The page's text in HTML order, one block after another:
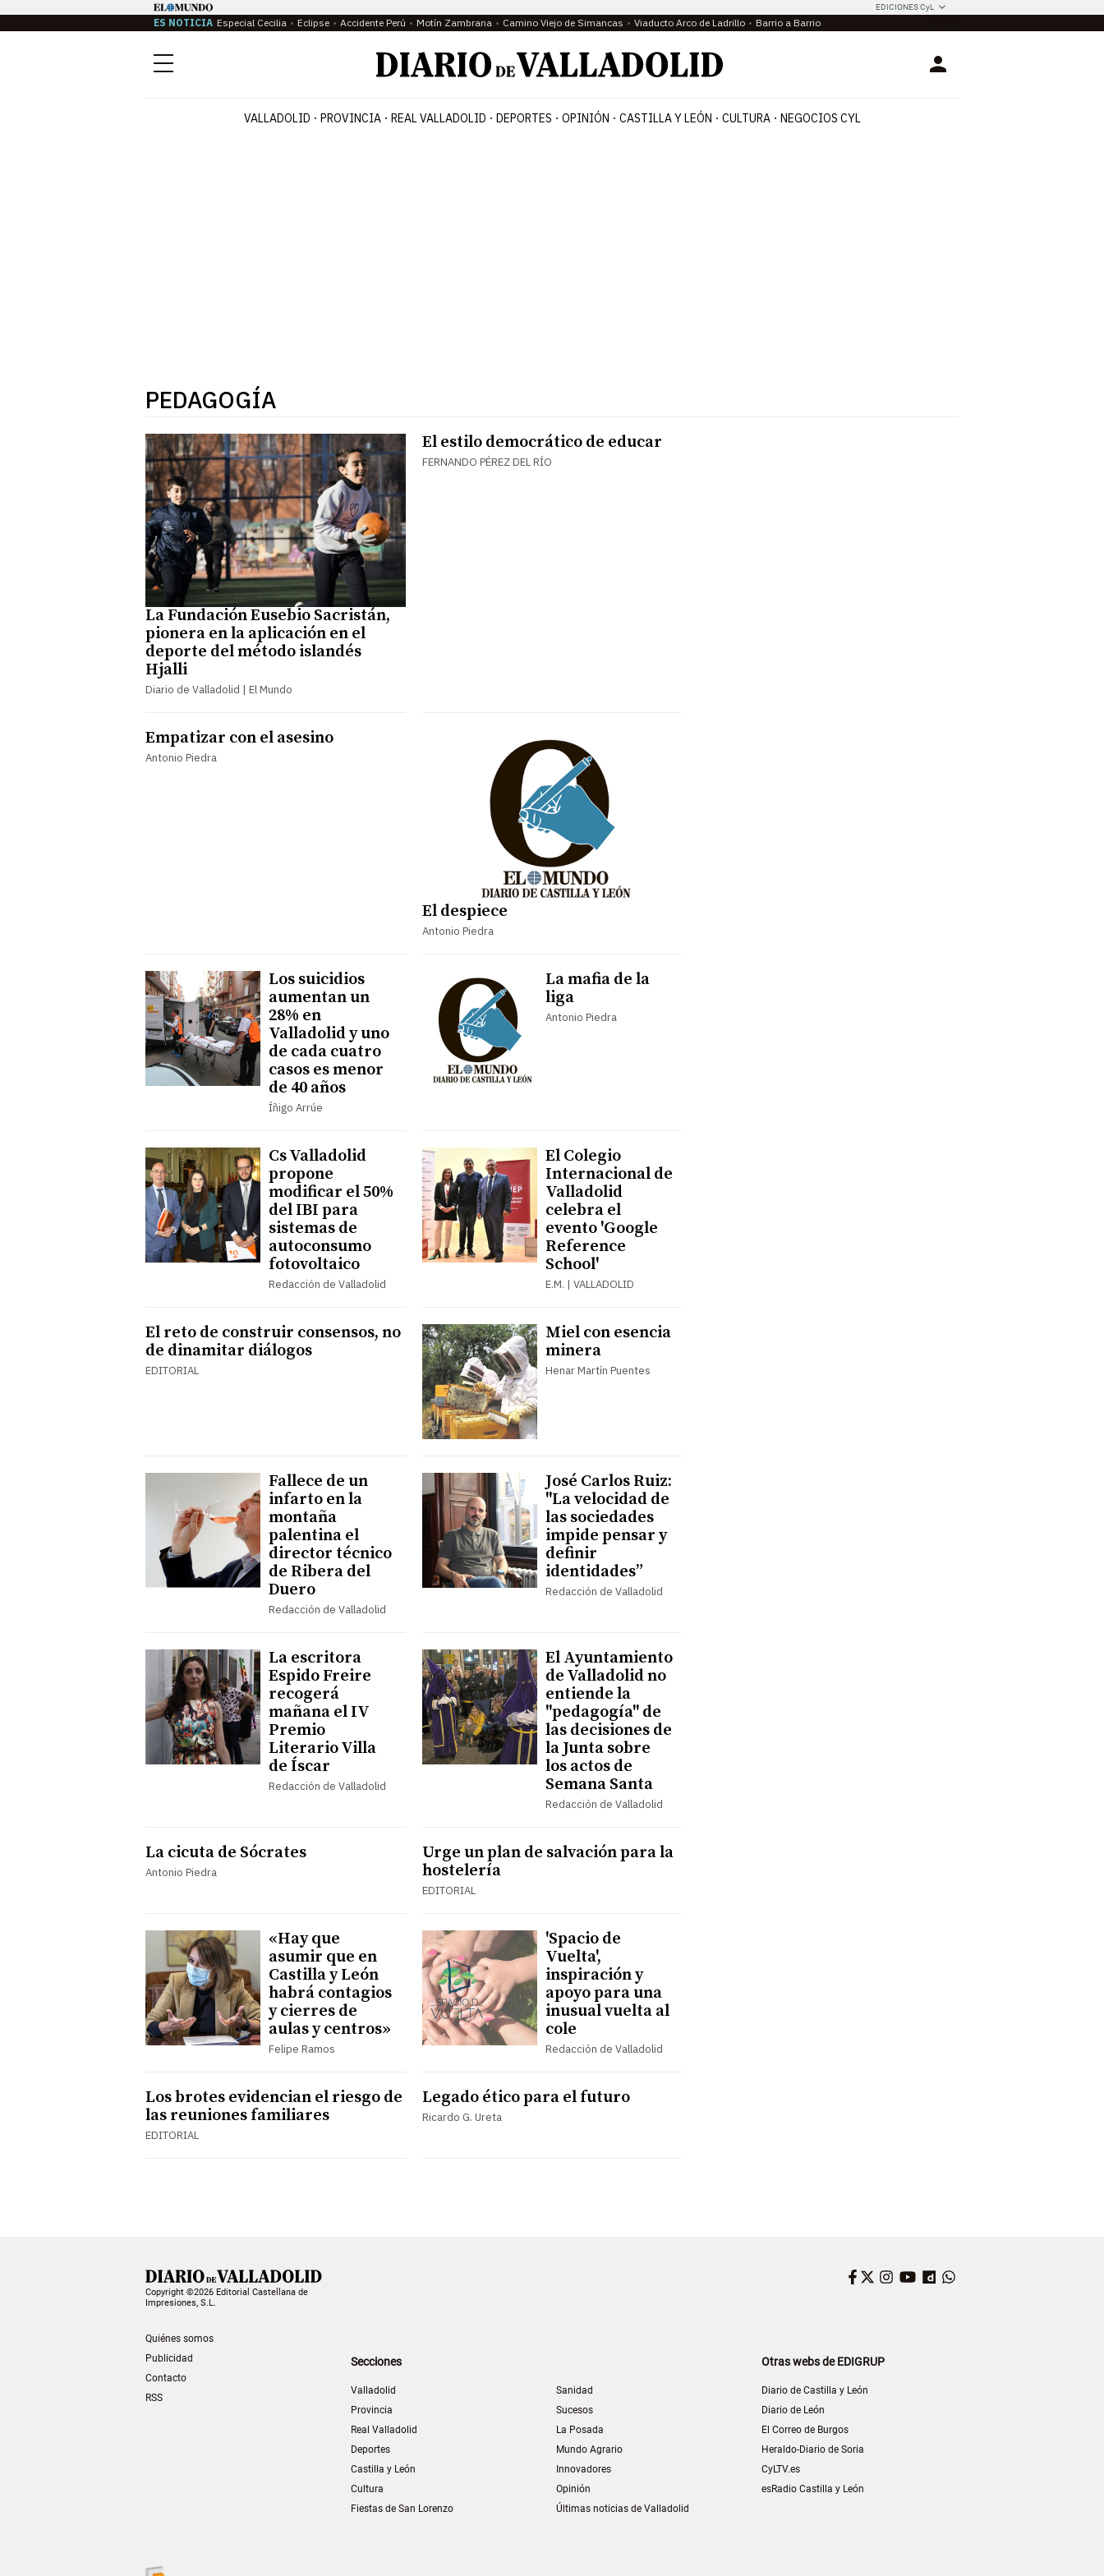
EDICIONES CyL
ES NOTICIA Especial Cecilia Eclipse Accidente Perú Motín Zambrana Camino Viejo de Simancas Viaducto Arco de Ladrillo Barrio a Barrio
Menú Login
VALLADOLID PROVINCIA REAL VALLADOLID DEPORTES OPINIÓN CASTILLA Y LEÓN CULTURA NEGOCIOS CYL
PEDAGOGÍA
La Fundación Eusebio Sacristán,
pionera en la aplicación en el
deporte del método islandés
Hjalli
Diario de Valladolid | El Mundo
El estilo democrático de educar
FERNANDO PÉREZ DEL RÍO
Empatizar con el asesino
Antonio Piedra
El despiece
Antonio Piedra
Los suicidios
aumentan un
28% en
Valladolid y uno
de cada cuatro
casos es menor
de 40 años
Íñigo Arrúe
La mafia de la
liga
Antonio Piedra
Cs Valladolid
propone
modificar el 50%
del IBI para
sistemas de
autoconsumo
fotovoltaico
Redacción de Valladolid
El Colegio
Internacional de
Valladolid
celebra el
evento 'Google
Reference
School'
E.M. | VALLADOLID
El reto de construir consensos, no
de dinamitar diálogos
EDITORIAL
Miel con esencia
minera
Henar Martín Puentes
Fallece de un
infarto en la
montaña
palentina el
director técnico
de Ribera del
Duero
Redacción de Valladolid
José Carlos Ruiz:
"La velocidad de
las sociedades
impide pensar y
definir
identidades”
Redacción de Valladolid
La escritora
Espido Freire
recogerá
mañana el IV
Premio
Literario Villa
de Íscar
Redacción de Valladolid
El Ayuntamiento
de Valladolid no
entiende la
"pedagogía" de
las decisiones de
la Junta sobre
los actos de
Semana Santa
Redacción de Valladolid
La cicuta de Sócrates
Antonio Piedra
Urge un plan de salvación para la
hostelería
EDITORIAL
«Hay que
asumir que en
Castilla y León
habrá contagios
y cierres de
aulas y centros»
Felipe Ramos
'Spacio de
Vuelta',
inspiración y
apoyo para una
inusual vuelta al
cole
Redacción de Valladolid
Los brotes evidencian el riesgo de
las reuniones familiares
EDITORIAL
Legado ético para el futuro
Ricardo G. Ureta
Copyright ©2026 Editorial Castellana de
Impresiones, S.L.
Quiénes somos
Publicidad
Contacto
RSS
Facebook
Twitter
Instagram
YouTube
Dailymotion
Secciones
Valladolid
Provincia
Real Valladolid
Deportes
Castilla y León
Cultura
Fiestas de San Lorenzo
Sanidad
Sucesos
La Posada
Mundo Agrario
Innovadores
Opinión
Últimas noticias de Valladolid
Otras webs de EDIGRUP
Diario de Castilla y León
Diario de León
El Correo de Burgos
Heraldo-Diario de Soria
CyLTV.es
esRadio Castilla y León